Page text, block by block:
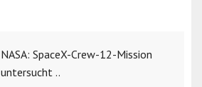
NASA: SpaceX-Crew-12-Mission
untersucht ..